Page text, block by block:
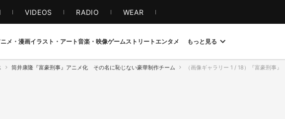
VIDEOS RADIO WEAR
メ・漫画イラスト・アート音楽・映像ゲームストリート エンタメ もっと見る
筒井康隆『富豪刑事』アニメ化 その名に恥じない豪華制作チーム （画像ギャラリー 1 / 18）『富豪刑事』